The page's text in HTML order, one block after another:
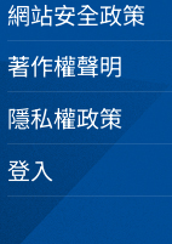
網站安全政策
著作權聲明
隱私權政策
登入